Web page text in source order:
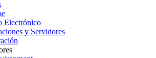
Electrónico
y Servidores